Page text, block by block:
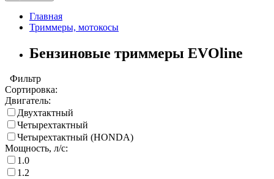
Главная
Триммеры, мотокосы
Бензиновые триммеры EVOline
Фильтр
Сортировка:
Двигатель:
Двухтактный
Четырехтактный
Четырехтактный (HONDA)
Мощность, л/с:
1.0
1.2